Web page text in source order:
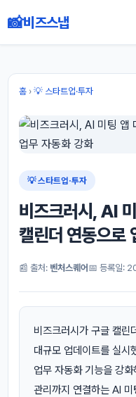
📸비즈스냅
홈› 💡 스타트업·투자
💡 스타트업·투자
비즈크러시, AI
캘린더 연동으로
📰 출처: 벤처스퀘어📅 등록일:
비즈크러시가 구글 캘린
대규모 업데이트를 실시
업무 자동화 기능을 강
관리까지 연결하는 AI